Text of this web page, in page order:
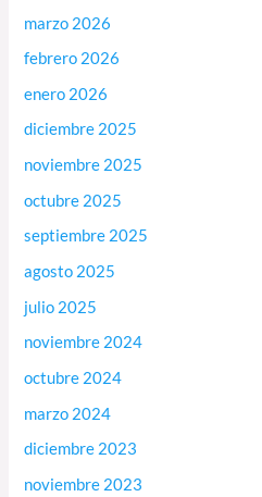
marzo 2026
febrero 2026
enero 2026
diciembre 2025
noviembre 2025
octubre 2025
septiembre 2025
agosto 2025
julio 2025
noviembre 2024
octubre 2024
marzo 2024
diciembre 2023
noviembre 2023